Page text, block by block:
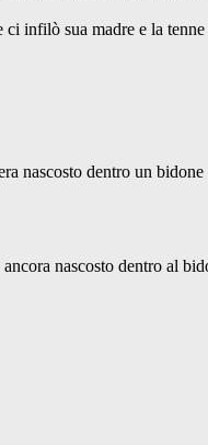
infilò sua madre e la
nascosto dentro un
nascosto dentro al